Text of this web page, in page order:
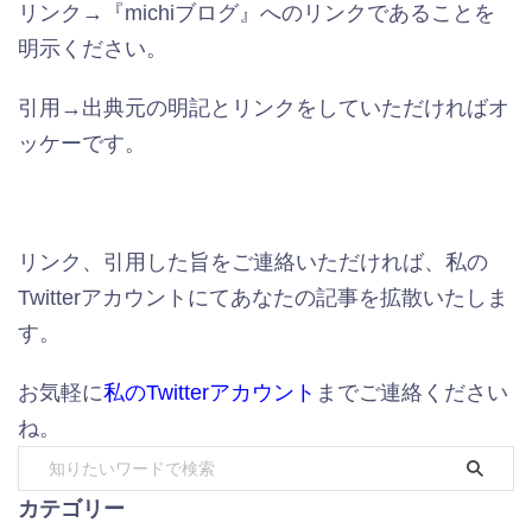
リンク→『michiブログ』へのリンクであることを
明示ください。
引用→出典元の明記とリンクをしていただければオ
ッケーです。
リンク、引用した旨をご連絡いただければ、私の
Twitterアカウントにてあなたの記事を拡散いたしま
す。
お気軽に私のTwitterアカウント までご連絡ください
ね。
カテゴリー